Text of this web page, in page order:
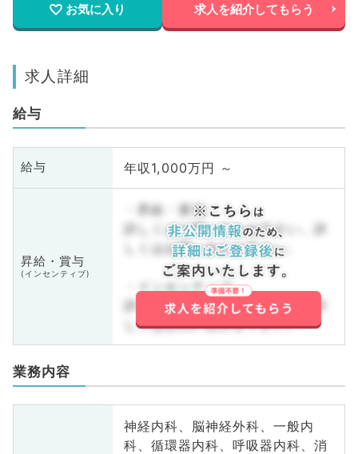
お気に入り 求人を紹介してもらう
求人詳細
給与
給与 年収1,000万円 ～
昇給・賞与
(インセンティブ)
・昇給・賞与
詳しくはお問い合わせ下さい。詳
しくはお問い合わせ下さい。
・インセンティブ
詳しくはお問い合わせ下さい。詳
しくはお問い合わせ下さい。
業務内容
神経内科、脳神経外科、一般内
科、循環器内科、呼吸器内科、消